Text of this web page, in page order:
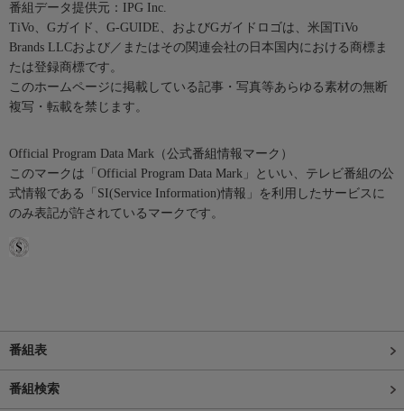
番組データ提供元：IPG Inc.
TiVo、Gガイド、G-GUIDE、およびGガイドロゴは、米国TiVo
Brands LLCおよび／またはその関連会社の日本国内における商標ま
たは登録商標です。
このホームページに掲載している記事・写真等あらゆる素材の無断
複写・転載を禁じます。
Official Program Data Mark（公式番組情報マーク）
このマークは「Official Program Data Mark」といい、テレビ番組の公
式情報である「SI(Service Information)情報」を利用したサービスに
のみ表記が許されているマークです。
番組表
番組検索